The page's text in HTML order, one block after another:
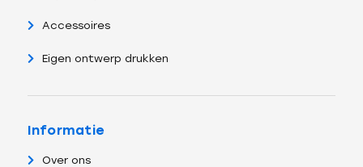
Accessoires
Eigen ontwerp drukken
Informatie
Over ons